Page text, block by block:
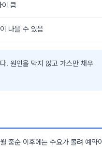
큼
나을 수 있음
. 원인을 막지 않고 가스만 채우
중순 이후에는 수요가 몰려 예약이